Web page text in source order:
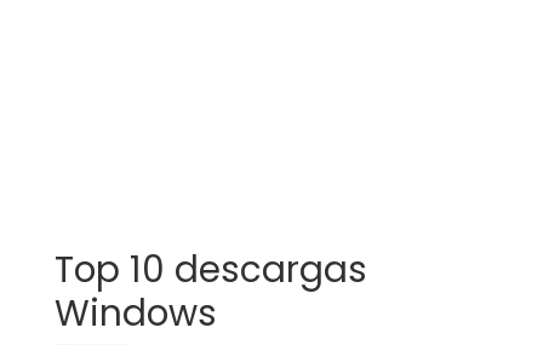
Top 10 descargas
Windows